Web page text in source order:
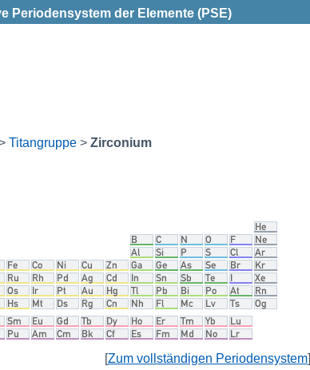
Periodensystem der Elemente (PSE)
Titangruppe > Zirconium
[Zum vollständigen Periodensystem]